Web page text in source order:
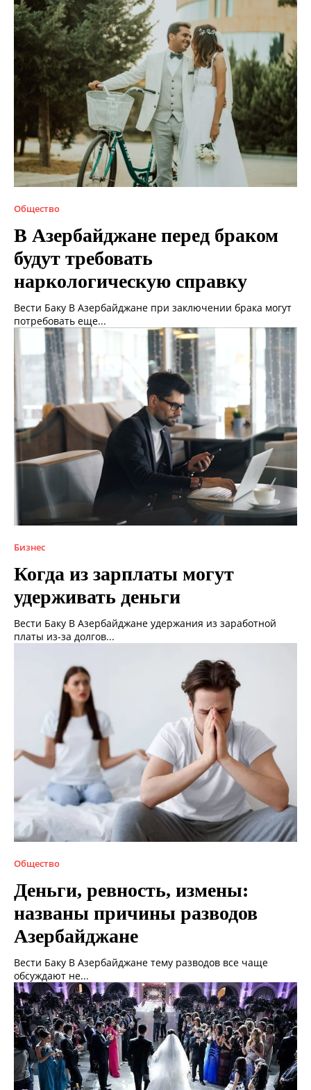
Общество
В Азербайджане перед браком
будут требовать
наркологическую справку
Вести Баку В Азербайджане при заключении брака могут
потребовать еще...
Бизнес
Когда из зарплаты могут
удерживать деньги
Вести Баку В Азербайджане удержания из заработной
платы из-за долгов...
Общество
Деньги, ревность, измены:
названы причины разводов
Азербайджане
Вести Баку В Азербайджане тему разводов все чаще
обсуждают не...